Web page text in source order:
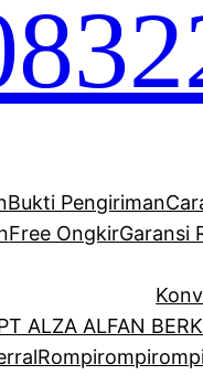
Bukti Pengiriman
Free OngkirGaransi
ALZA ALFAN
Rompirompi